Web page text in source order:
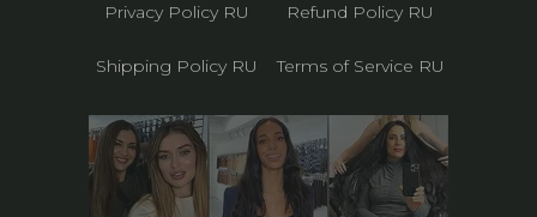
Privacy Policy RU
Refund Policy RU
Shipping Policy RU Terms of Service RU